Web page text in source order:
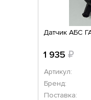
Датчик АБС
1 935 ₽
Артикул:
Бренд:
Поставка: